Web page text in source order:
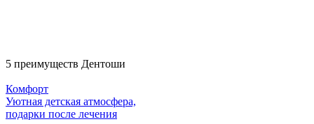
5 преимуществ Дентоши
Комфорт
Уютная детская атмосфера,
подарки после лечения